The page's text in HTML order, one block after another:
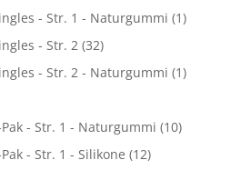
- Str. 1 - Naturgummi (1)
- Str. 2 (32)
- Str. 2 - Naturgummi (1)
- Str. 1 - Naturgummi (10)
- Str. 1 - Silikone (12)